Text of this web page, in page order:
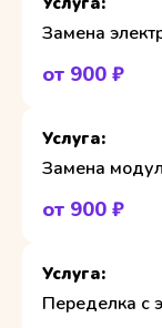
Замена
от 900 ₽
Замена
от 900 ₽
Переделка с